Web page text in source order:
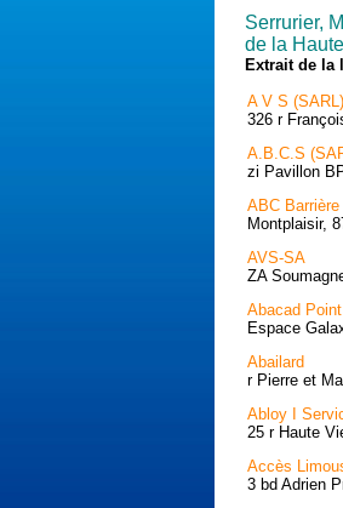
Serrurier,
de la
Extrait de la
A V S (SARL)
326 r
A.B.C.S
zi Pavillon
ABC Barrière
Montplaisir,
AVS-SA
ZA
Abacad
Espace
Abailard
r Pierre et
Abloy I
25 r Haute
Accès
3 bd Adrien